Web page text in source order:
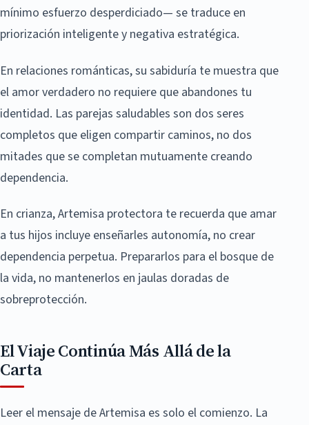
mínimo esfuerzo desperdiciado— se traduce en
priorización inteligente y negativa estratégica.
En relaciones románticas, su sabiduría te muestra que
el amor verdadero no requiere que abandones tu
identidad. Las parejas saludables son dos seres
completos que eligen compartir caminos, no dos
mitades que se completan mutuamente creando
dependencia.
En crianza, Artemisa protectora te recuerda que amar
a tus hijos incluye enseñarles autonomía, no crear
dependencia perpetua. Prepararlos para el bosque de
la vida, no mantenerlos en jaulas doradas de
sobreprotección.
El Viaje Continúa Más Allá de la
Carta
Leer el mensaje de Artemisa es solo el comienzo. La